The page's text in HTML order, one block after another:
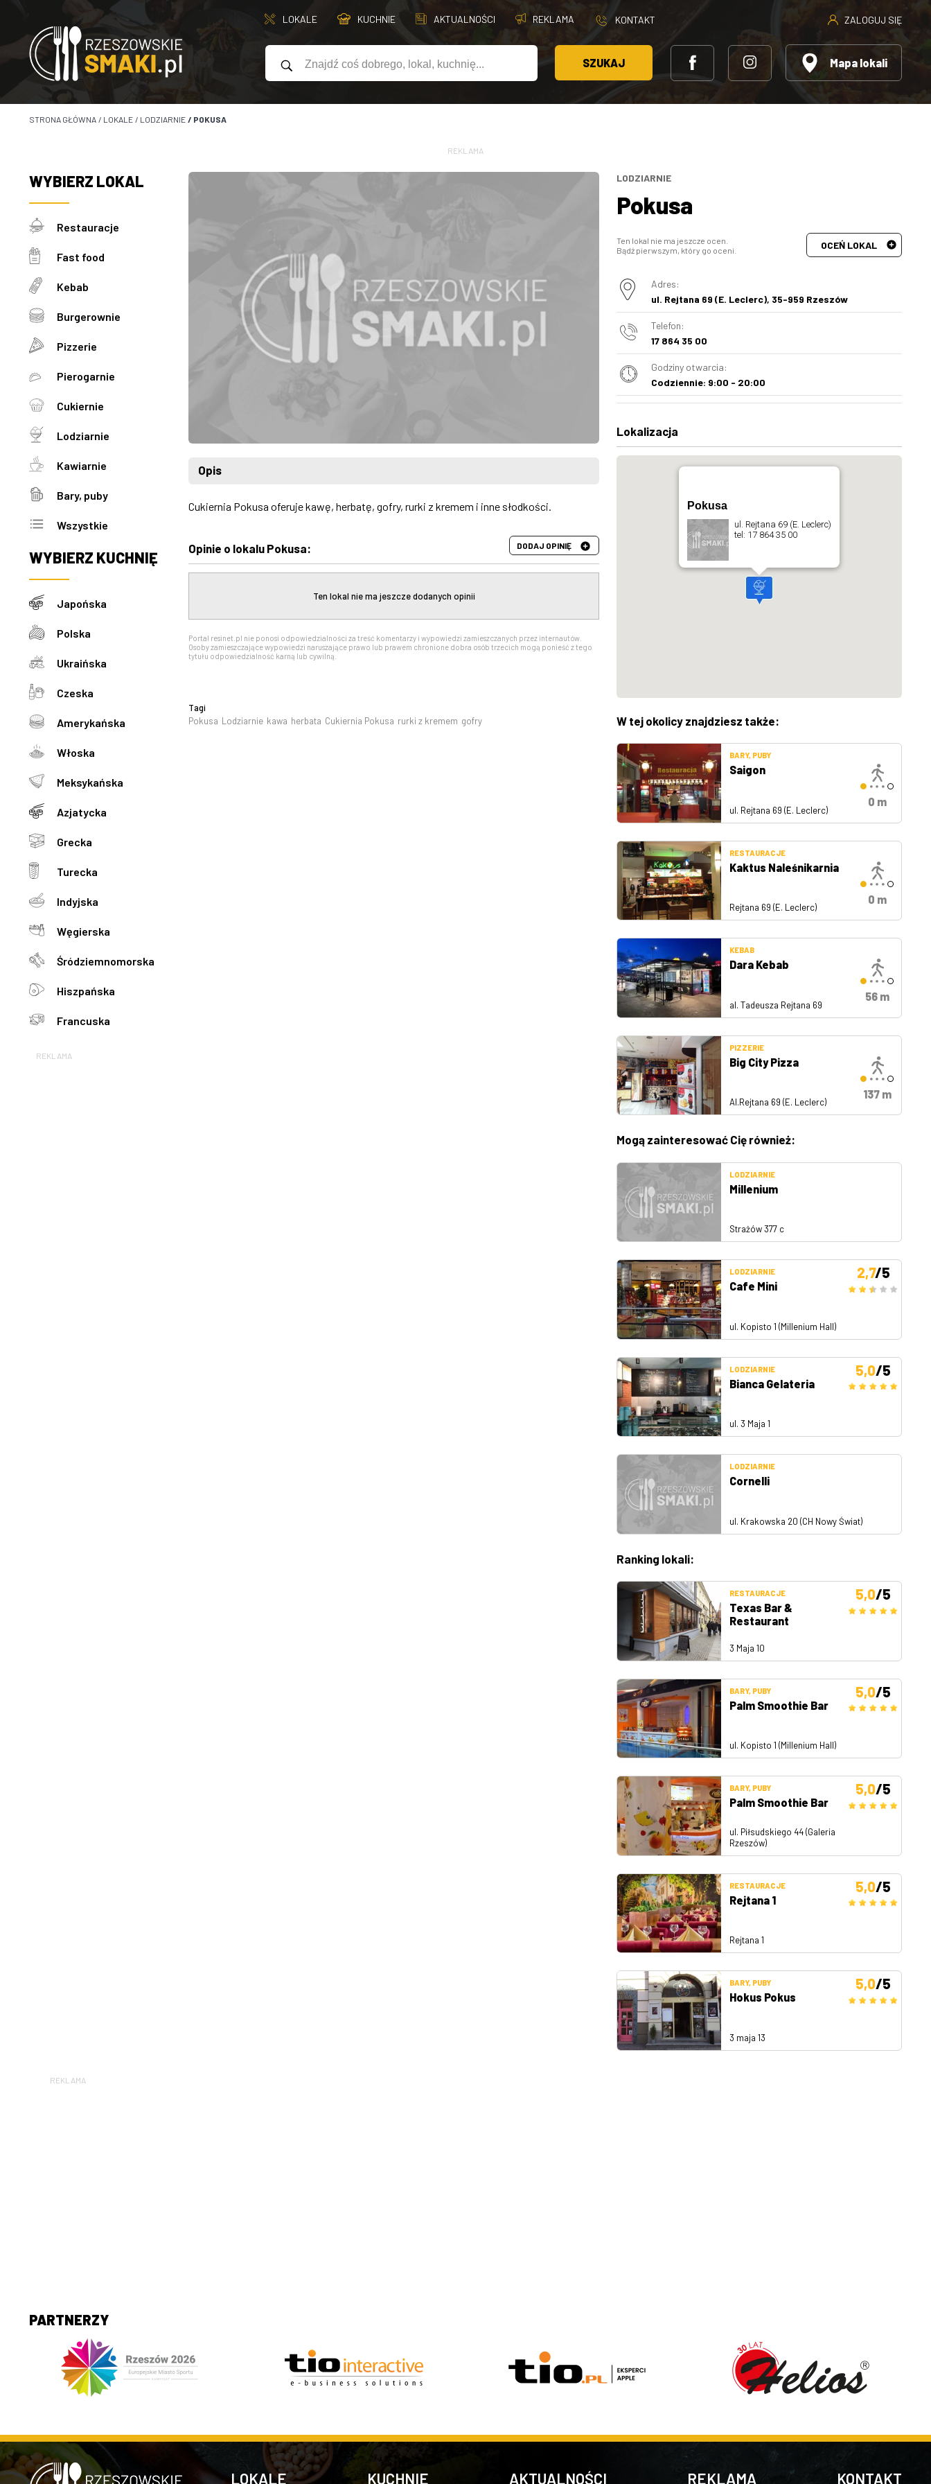
LOKALE KUCHNIE AKTUALNOŚCI REKLAMA KONTAKT ZALOGUJ SIĘ
SZUKAJ Mapa lokali
STRONA GŁÓWNA / LOKALE / LODZIARNIE / POKUSA
REKLAMA
WYBIERZ LOKAL
Restauracje
Fast food
Kebab
Burgerownie
Pizzerie
Pierogarnie
Cukiernie
Lodziarnie
Kawiarnie
Bary, puby
Wszystkie
WYBIERZ KUCHNIĘ
Japońska
Polska
Ukraińska
Czeska
Amerykańska
Włoska
Meksykańska
Azjatycka
Grecka
Turecka
Indyjska
Węgierska
Śródziemnomorska
Hiszpańska
Francuska
REKLAMA
Opis
Cukiernia Pokusa oferuje kawę, herbatę, gofry, rurki z kremem i inne słodkości.
Opinie o lokalu Pokusa: DODAJ OPINIĘ
Ten lokal nie ma jeszcze dodanych opinii
Portal resinet.pl nie ponosi odpowiedzialności za treść komentarzy i wypowiedzi zamieszczanych przez internautów.
Osoby zamieszczające wypowiedzi naruszające prawo lub prawem chronione dobra osób trzecich mogą ponieść z tego
tytułu odpowiedzialność karną lub cywilną.
Tagi
Pokusa Lodziarnie kawa herbata Cukiernia Pokusa rurki z kremem gofry
LODZIARNIE
Pokusa
Ten lokal nie ma jeszcze ocen.
Bądź pierwszym, który go oceni.
OCEŃ LOKAL
Adres:
ul. Rejtana 69 (E. Leclerc), 35-959 Rzeszów
Telefon:
17 864 35 00
Godziny otwarcia:
Codziennie: 9:00 - 20:00
Lokalizacja
Pokusa
ul. Rejtana 69 (E. Leclerc)
tel: 17 864 35 00
W tej okolicy znajdziesz także:
BARY, PUBY
Saigon
ul. Rejtana 69 (E. Leclerc)
0 m
RESTAURACJE
Kaktus Naleśnikarnia
Rejtana 69 (E. Leclerc)
0 m
KEBAB
Dara Kebab
al. Tadeusza Rejtana 69
56 m
PIZZERIE
Big City Pizza
Al.Rejtana 69 (E. Leclerc)
137 m
Mogą zainteresować Cię również:
LODZIARNIE
Millenium
Strażów 377 c
LODZIARNIE
Cafe Mini
ul. Kopisto 1 (Millenium Hall)
2,7/5
LODZIARNIE
Bianca Gelateria
ul. 3 Maja 1
5,0/5
LODZIARNIE
Cornelli
ul. Krakowska 20 (CH Nowy Świat)
Ranking lokali:
RESTAURACJE
Texas Bar &
Restaurant
3 Maja 10
5,0/5
BARY, PUBY
Palm Smoothie Bar
ul. Kopisto 1 (Millenium Hall)
5,0/5
BARY, PUBY
Palm Smoothie Bar
ul. Piłsudskiego 44 (Galeria
Rzeszów)
5,0/5
RESTAURACJE
Rejtana 1
Rejtana 1
5,0/5
BARY, PUBY
Hokus Pokus
3 maja 13
5,0/5
REKLAMA
PARTNERZY
LOKALE KUCHNIE AKTUALNOŚCI REKLAMA KONTAKT